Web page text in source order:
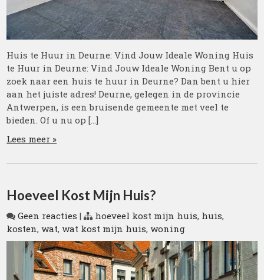
Huis te Huur in Deurne: Vind Jouw Ideale Woning Huis
te Huur in Deurne: Vind Jouw Ideale Woning Bent u op
zoek naar een huis te huur in Deurne? Dan bent u hier
aan het juiste adres! Deurne, gelegen in de provincie
Antwerpen, is een bruisende gemeente met veel te
bieden. Of u nu op […]
Lees meer »
Hoeveel Kost Mijn Huis?
Geen reacties | hoeveel kost mijn huis, huis,
kosten,wat,wat kost mijn huis,woning